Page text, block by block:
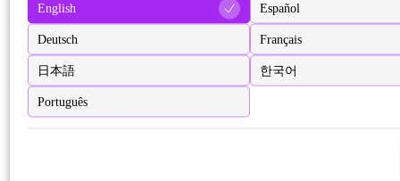
English Español
Deutsch Français
日本語 한국어
Português